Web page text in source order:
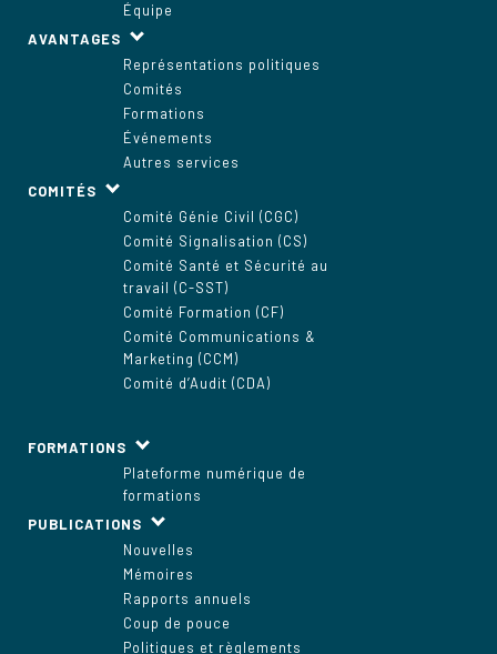
Équipe
AVANTAGES
Représentations politiques
Comités
Formations
Événements
Autres services
COMITÉS
Comité Génie Civil (CGC)
Comité Signalisation (CS)
Comité Santé et Sécurité au
travail (C-SST)
Comité Formation (CF)
Comité Communications &
Marketing (CCM)
Comité d’Audit (CDA)
FORMATIONS
Plateforme numérique de
formations
PUBLICATIONS
Nouvelles
Mémoires
Rapports annuels
Coup de pouce
Politiques et règlements